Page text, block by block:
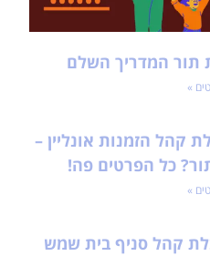
תור המדריך השלם
»
קהל הזמנות אונליין –
כל הפרטים פה!
»
קהל סניף בית שמש